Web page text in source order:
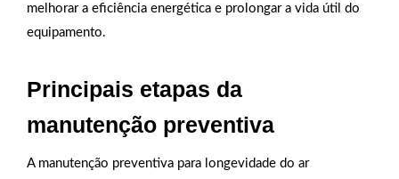
melhorar a eficiência energética e prolongar a vida útil do
equipamento.
Principais etapas da
manutenção preventiva
A manutenção preventiva para longevidade do ar